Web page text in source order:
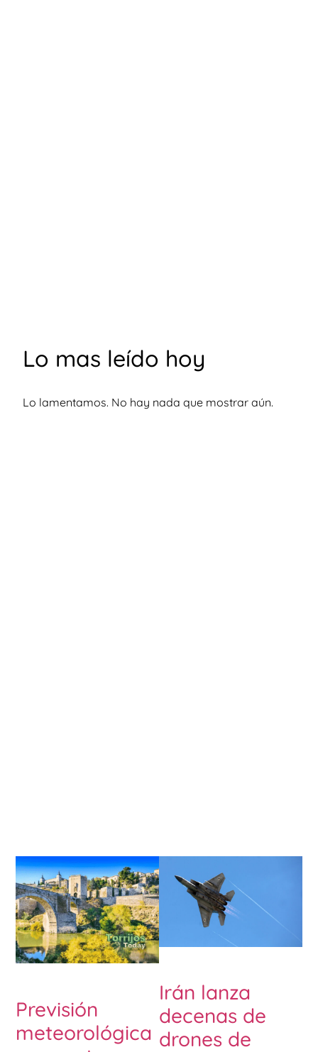
Lo mas leído hoy
Lo lamentamos. No hay nada que mostrar aún.
Previsión
meteorológica
Irán lanza
decenas de
drones de